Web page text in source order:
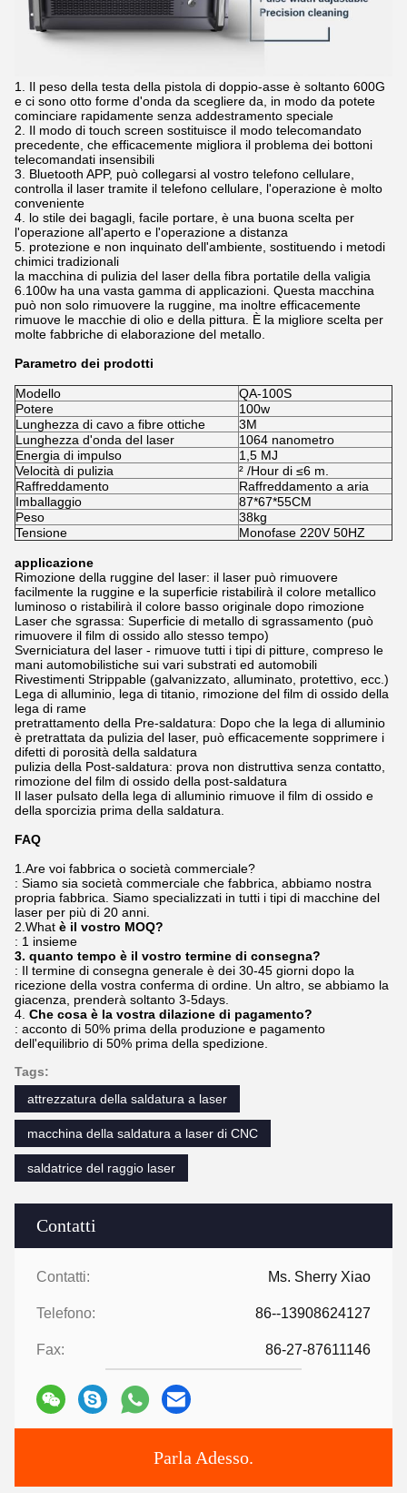
Contatti
Contatti: Ms. Sherry Xiao
Telefono: 86--13908624127
Fax: 86-27-87611146
Parla Adesso.
1. Il peso della testa della pistola di doppio-asse è soltanto 600G
e ci sono otto forme d'onda da scegliere da, in modo da potete
cominciare rapidamente senza addestramento speciale
2. Il modo di touch screen sostituisce il modo telecomandato
precedente, che efficacemente migliora il problema dei bottoni
telecomandati insensibili
3. Bluetooth APP, può collegarsi al vostro telefono cellulare,
controlla il laser tramite il telefono cellulare, l'operazione è molto
conveniente
4. lo stile dei bagagli, facile portare, è una buona scelta per
l'operazione all'aperto e l'operazione a distanza
5. protezione e non inquinato dell'ambiente, sostituendo i metodi
chimici tradizionali
la macchina di pulizia del laser della fibra portatile della valigia
6.100w ha una vasta gamma di applicazioni. Questa macchina
può non solo rimuovere la ruggine, ma inoltre efficacemente
rimuove le macchie di olio e della pittura. È la migliore scelta per
molte fabbriche di elaborazione del metallo.
Parametro dei prodotti
Modello
QA-100S
Potere
100w
Lunghezza di cavo a fibre ottiche
3M
Lunghezza d'onda del laser
1064 nanometro
Energia di impulso
1,5 MJ
Velocità di pulizia
² /Hour di ≤6 m.
Raffreddamento
Raffreddamento a aria
Imballaggio
87*67*55CM
Peso
38kg
Tensione
Monofase 220V 50HZ
applicazione
Rimozione della ruggine del laser: il laser può rimuovere
facilmente la ruggine e la superficie ristabilirà il colore metallico
luminoso o ristabilirà il colore basso originale dopo rimozione
Laser che sgrassa: Superficie di metallo di sgrassamento (può
rimuovere il film di ossido allo stesso tempo)
Sverniciatura del laser - rimuove tutti i tipi di pitture, compreso le
mani automobilistiche sui vari substrati ed automobili
Rivestimenti Strippable (galvanizzato, alluminato, protettivo, ecc.)
Lega di alluminio, lega di titanio, rimozione del film di ossido della
lega di rame
pretrattamento della Pre-saldatura: Dopo che la lega di alluminio
è pretrattata da pulizia del laser, può efficacemente sopprimere i
difetti di porosità della saldatura
pulizia della Post-saldatura: prova non distruttiva senza contatto,
rimozione del film di ossido della post-saldatura
Il laser pulsato della lega di alluminio rimuove il film di ossido e
della sporcizia prima della saldatura.
FAQ
1.Are voi fabbrica o società commerciale?
: Siamo sia società commerciale che fabbrica, abbiamo nostra
propria fabbrica. Siamo specializzati in tutti i tipi di macchine del
laser per più di 20 anni.
2.What è il vostro MOQ?
: 1 insieme
3. quanto tempo è il vostro termine di consegna?
: Il termine di consegna generale è dei 30-45 giorni dopo la
ricezione della vostra conferma di ordine. Un altro, se abbiamo la
giacenza, prenderà soltanto 3-5days.
4. Che cosa è la vostra dilazione di pagamento?
: acconto di 50% prima della produzione e pagamento
dell'equilibrio di 50% prima della spedizione.
Tags:
attrezzatura della saldatura a laser
macchina della saldatura a laser di CNC
saldatrice del raggio laser